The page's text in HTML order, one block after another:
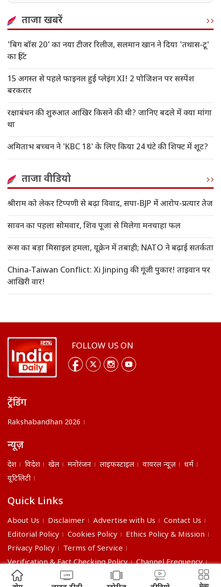
ताजा खबरें
'बिग बॉस 20' का नया टीजर रिलीज, सलमान खान ने दिया 'तथास-टू'
का हिंट
15 अगस्त से पहले फाइनल हुई प्लेइंग XI! 2 पोजिशन पर सस्पेंश
बरकरार
रक्षाबंधन की शुरुआत आखिर किसने की थी? जानिए बदले में क्या मांगा
था
अमिताभ बच्चन ने 'KBC 18' के लिए किया 24 घंटे की शिफ्ट में शूट?
ताजा वीडियो
श्रीराम को लेकर टिप्पणी से बढ़ा विवाद, सपा-BJP में आरोप-प्रत्यार तेज
सावन का पहला सोमवार, शिव पूजा से मिलेगा मनचाहा फल
रूस का बड़ा मिसाइल हमला, यूक्रेन में तबाही; NATO ने बढ़ाई सतर्कता
China-Taiwan Conflict: Xi Jinping की गूंजी पुकार! ताइवान पर
आखिरी वार!
FOLLOW US ON
ट्रेंडिंग
Rakshabandhan 2026
न्यूज़
देश विदेश खेल मनोरंजन लाइफस्टाइल वायरल न्यूज़
धर्म
यूटिलिटी
Quick Links
About Us Disclaimer Advertise with Us
Contact Us
Editorial Policy
Cookies Policy
Ethics Policy & Mission
Privacy Policy
Terms of Service
Verification & Fact Checking Policy
Channel Frequency
©2026 India Daily. All right reserved.